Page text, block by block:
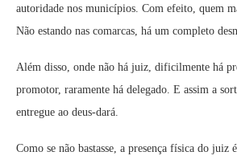
autoridade nos municípios. Com efeito, quem
Não estando nas comarcas, há um completo
Além disso, onde não há juiz, dificilmente há
promotor, raramente há delegado. E assim a
entregue ao deus-dará.
Como se não bastasse, a presença física do juiz